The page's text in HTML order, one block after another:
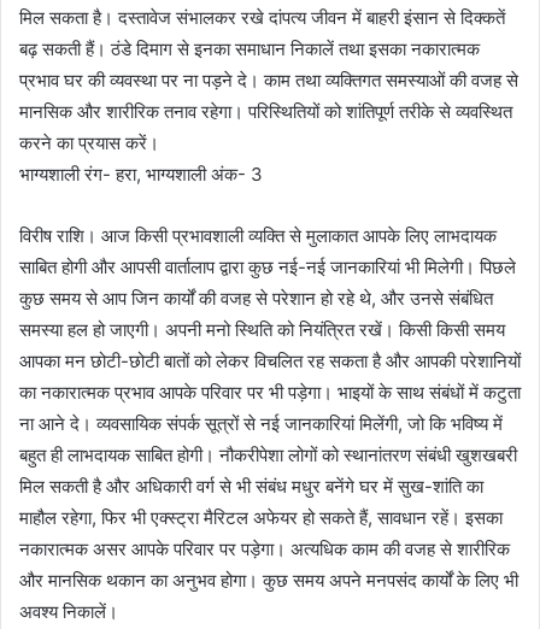
मिल सकता है। दस्तावेज संभालकर रखे दांपत्य जीवन में बाहरी इंसान से दिक्कतें
बढ़ सकती हैं। ठंडे दिमाग से इनका समाधान निकालें तथा इसका नकारात्मक
प्रभाव घर की व्यवस्था पर ना पड़ने दे। काम तथा व्यक्तिगत समस्याओं की वजह से
मानसिक और शारीरिक तनाव रहेगा। परिस्थितियों को शांतिपूर्ण तरीके से व्यवस्थित
करने का प्रयास करें।
भाग्यशाली रंग- हरा, भाग्यशाली अंक- 3
विरीष राशि। आज किसी प्रभावशाली व्यक्ति से मुलाकात आपके लिए लाभदायक
साबित होगी और आपसी वार्तालाप द्वारा कुछ नई-नई जानकारियां भी मिलेगी। पिछले
कुछ समय से आप जिन कार्यों की वजह से परेशान हो रहे थे, और उनसे संबंधित
समस्या हल हो जाएगी। अपनी मनो स्थिति को नियंत्रित रखें। किसी किसी समय
आपका मन छोटी-छोटी बातों को लेकर विचलित रह सकता है और आपकी परेशानियों
का नकारात्मक प्रभाव आपके परिवार पर भी पड़ेगा। भाइयों के साथ संबंधों में कटुता
ना आने दे। व्यवसायिक संपर्क सूत्रों से नई जानकारियां मिलेंगी, जो कि भविष्य में
बहुत ही लाभदायक साबित होगी। नौकरीपेशा लोगों को स्थानांतरण संबंधी खुशखबरी
मिल सकती है और अधिकारी वर्ग से भी संबंध मधुर बनेंगे घर में सुख-शांति का
माहौल रहेगा, फिर भी एक्स्ट्रा मैरिटल अफेयर हो सकते हैं, सावधान रहें। इसका
नकारात्मक असर आपके परिवार पर पड़ेगा। अत्यधिक काम की वजह से शारीरिक
और मानसिक थकान का अनुभव होगा। कुछ समय अपने मनपसंद कार्यों के लिए भी
अवश्य निकालें।